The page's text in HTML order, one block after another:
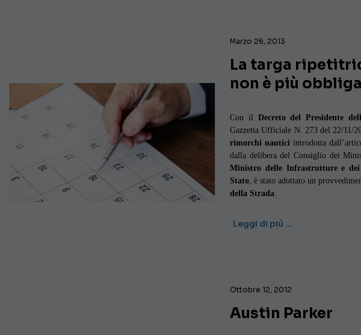
Marzo 26, 2013
La targa
non è più
Con il Decreto del Presidente
Gazzetta Ufficiale N. 273 del 22/11/
rimorchi nautici introdotta
dalla delibera del Consiglio dei
Ministro delle Infrastrutture e
Stato, è stato adottato un
della Strada.
Leggi di piú …
Ottobre 12, 2012
Austin Parker